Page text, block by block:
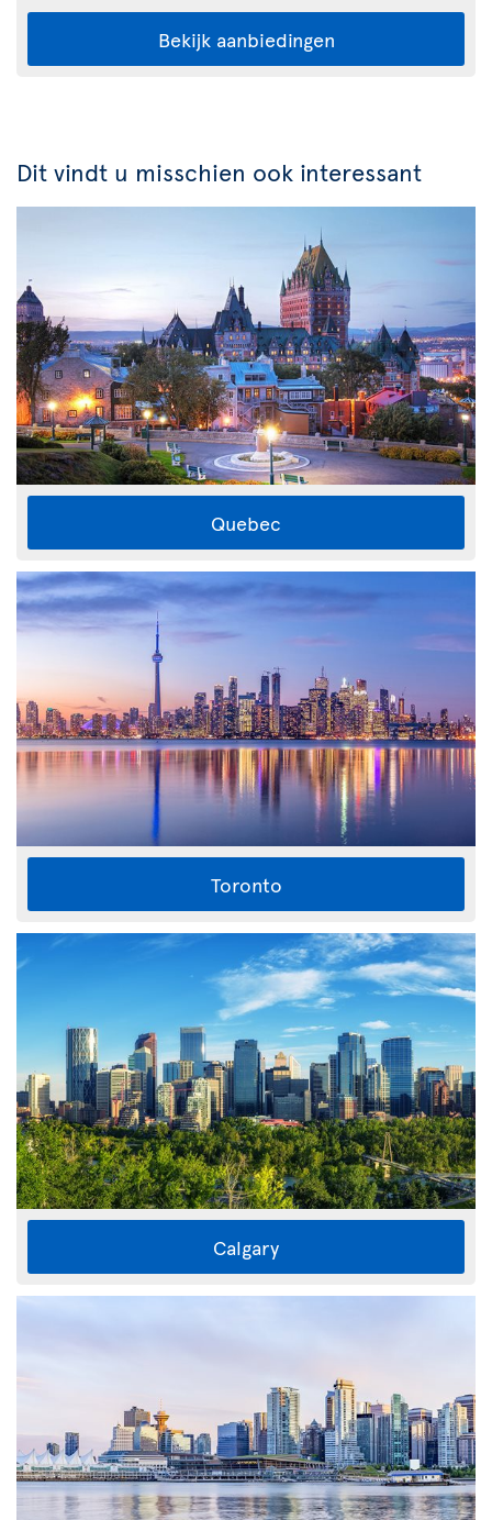
Bekijk aanbiedingen
Dit vindt u misschien ook interessant
Quebec
Toronto
Calgary